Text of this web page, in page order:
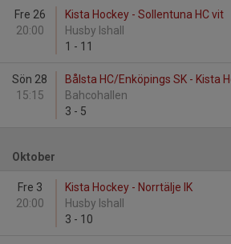
Fre 26
20:00
Kista Hockey - Sollentuna HC vit
Husby Ishall
1 - 11
Sön 28
15:15
Bålsta HC/Enköpings SK - Kista
Bahcohallen
3 - 5
Oktober
Fre 3
20:00
Kista Hockey - Norrtälje IK
Husby Ishall
3 - 10